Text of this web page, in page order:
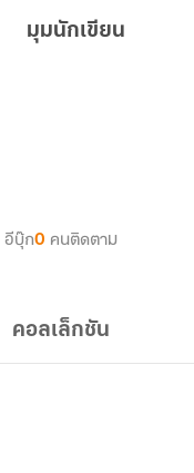
มุมนักเขียน
อีบุ๊ก0 คนติดตาม
คอลเล็กชัน